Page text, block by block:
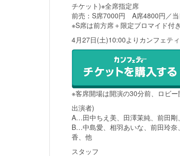
チケット)※全席指定席
前売：S席7000円 A席4800円／当
※S席は前方席＋限定ブロマイド付き
4月27日(土)10:00よりカンフェテ
※客席開場は開演の30分前、ロビー
出演者)
A…田中ちえ美、田澤茉純、前田剛
B…中島愛、相羽あいな、前田玲奈
香、他
スタッフ